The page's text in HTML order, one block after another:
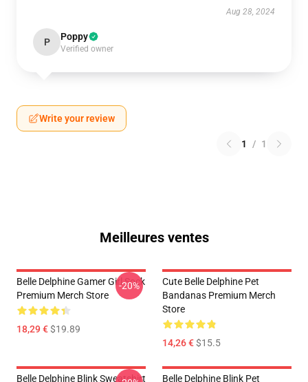
Aug 28, 2024
P Poppy
Verified owner
Write your review
1 / 1
Meilleures ventes
Belle Delphine Gamer Girl Sock
Premium Merch Store
18,29 €$19.89
-20%
Cute Belle Delphine Pet
Bandanas Premium Merch
Store
14,26 €$15.5
Belle Delphine Blink Sweatshirt
Belle Delphine Blink Pet